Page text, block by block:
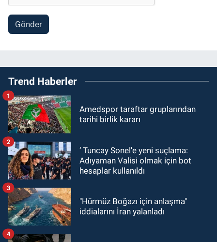
Gönder
Trend Haberler
Amedspor taraftar gruplarından
tarihi birlik kararı
1
‘ Tuncay Sonel'e yeni suçlama:
Adıyaman Valisi olmak için bot
hesaplar kullanıldı
2
"Hürmüz Boğazı için anlaşma"
iddialarını İran yalanladı
3
4